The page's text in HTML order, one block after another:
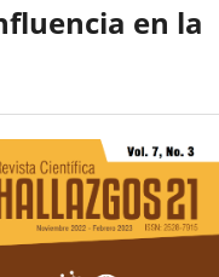
en la